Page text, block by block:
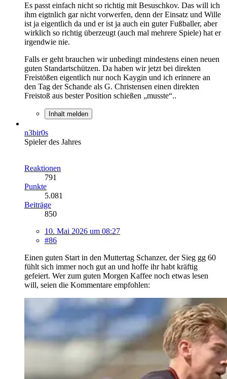
Es passt einfach nicht so richtig mit Besuschkov. Das will ich
ihm eigtnlich gar nicht vorwerfen, denn der Einsatz und Wille
ist ja eigentlich da und er ist ja auch ein guter Fußballer, aber
wirklich so richtig überzeugt (auch mal mehrere Spiele) hat er
irgendwie nie.
Falls er geht brauchen wir unbedingt mindestens einen neuen
guten Standartschützen. Da haben wir jetzt bei direkten
Freistößen eigentlich nur noch Kaygin und ich erinnere an
den Tag der Schande als G. Christensen einen direkten
Freistoß aus bester Position schießen „musste“..
Inhalt melden
n3bir0s
Spieler des Jahres
Reaktionen
791
Punkte
5.081
Beiträge
850
10. Mai 2026 um 08:27
#86
Einen guten Start in den Muttertag Schanzer, der Sieg gg 60
fühlt sich immer noch gut an und hoffe ihr habt kräftig
gefeiert. Wer zum guten Morgen Kaffee noch etwas lesen
will, seien die Kommentare empfohlen: